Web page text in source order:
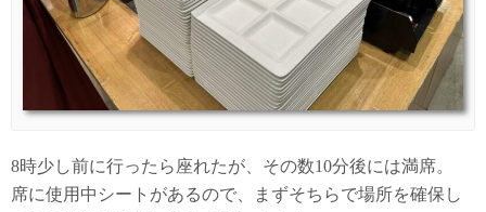
8時少し前に行ったら座れたが、その数10分後には満席。
席に使用中シートがあるので、まずそちらで場所を確保し